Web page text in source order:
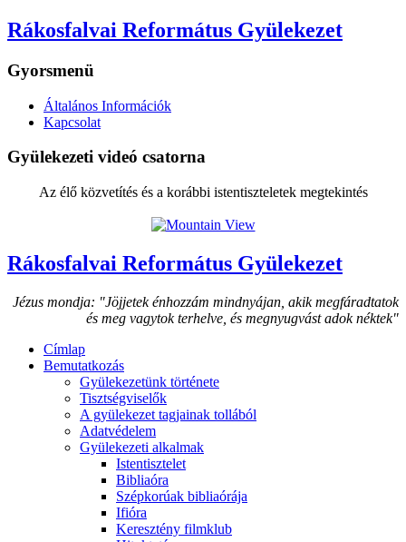
Rákosfalvai Református Gyülekezet
Gyorsmenü
Általános Információk
Kapcsolat
Gyülekezeti videó csatorna
Az élő közvetítés és a korábbi istentiszteletek megtekintés
Rákosfalvai Református Gyülekezet
Jézus mondja: "Jöjjetek énhozzám mindnyájan, akik megfáradtatok
és meg vagytok terhelve, és megnyugvást adok néktek"
Címlap
Bemutatkozás
Gyülekezetünk története
Tisztségviselők
A gyülekezet tagjainak tollából
Adatvédelem
Gyülekezeti alkalmak
Istentisztelet
Bibliaóra
Szépkorúak bibliaórája
Ifióra
Keresztény filmklub